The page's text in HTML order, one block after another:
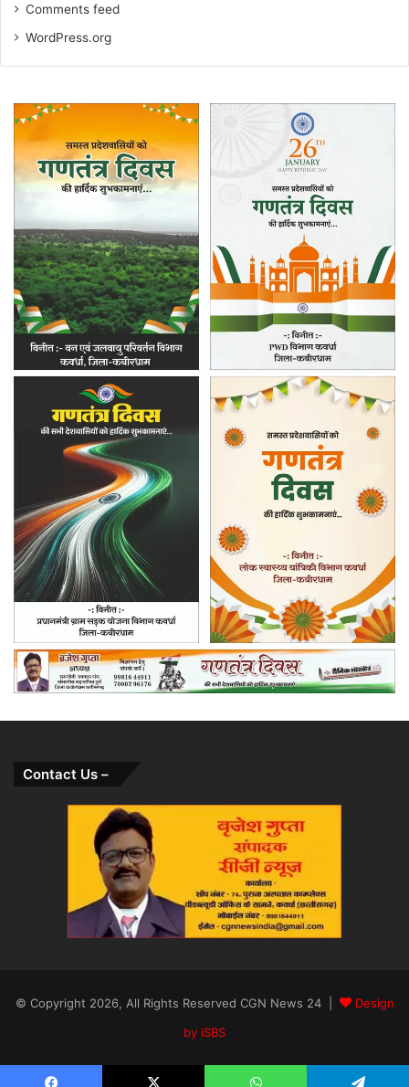
Comments feed
WordPress.org
Contact Us –
© Copyright 2026, All Rights Reserved CGN News 24 |
Design
by iSBS